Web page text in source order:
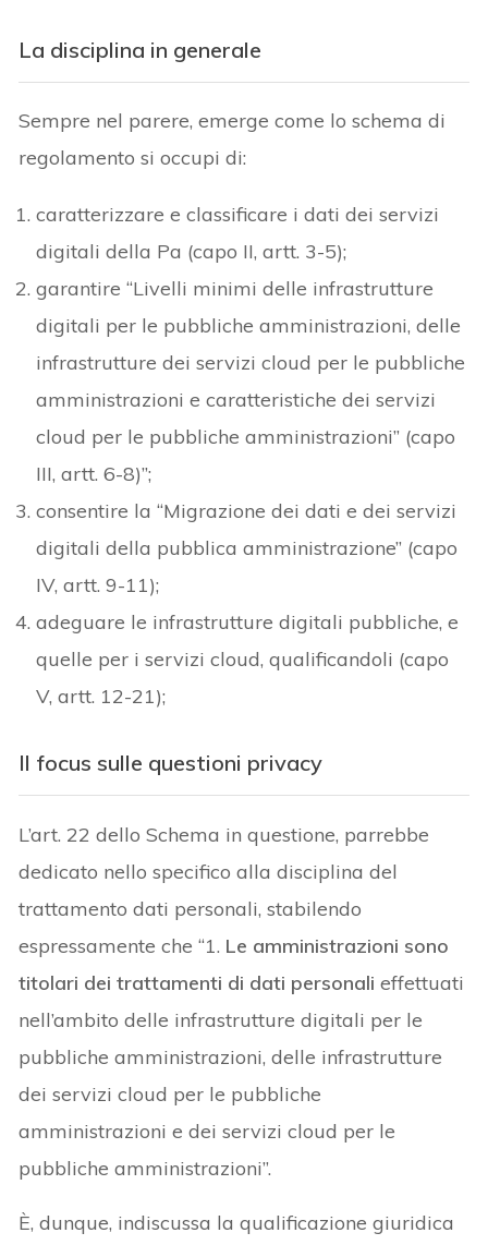
La disciplina in generale
Sempre nel parere, emerge come lo schema di
regolamento si occupi di:
caratterizzare e classificare i dati dei servizi
digitali della Pa (capo II, artt. 3-5);
garantire “Livelli minimi delle infrastrutture
digitali per le pubbliche amministrazioni, delle
infrastrutture dei servizi cloud per le pubbliche
amministrazioni e caratteristiche dei servizi
cloud per le pubbliche amministrazioni” (capo
III, artt. 6-8)”;
consentire la “Migrazione dei dati e dei servizi
digitali della pubblica amministrazione” (capo
IV, artt. 9-11);
adeguare le infrastrutture digitali pubbliche, e
quelle per i servizi cloud, qualificandoli (capo
V, artt. 12-21);
Il focus sulle questioni privacy
L’art. 22 dello Schema in questione, parrebbe
dedicato nello specifico alla disciplina del
trattamento dati personali, stabilendo
espressamente che “1. Le amministrazioni sono
titolari dei trattamenti di dati personalieffettuati
nell’ambito delle infrastrutture digitali per le
pubbliche amministrazioni, delle infrastrutture
dei servizi cloud per le pubbliche
amministrazioni e dei servizi cloud per le
pubbliche amministrazioni”.
È, dunque, indiscussa la qualificazione giuridica